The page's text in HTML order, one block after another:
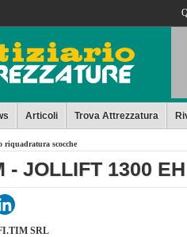
Articoli Trova Attrezzatura
riquadratura scocche
- JOLLIFT 1300 EH
SRL